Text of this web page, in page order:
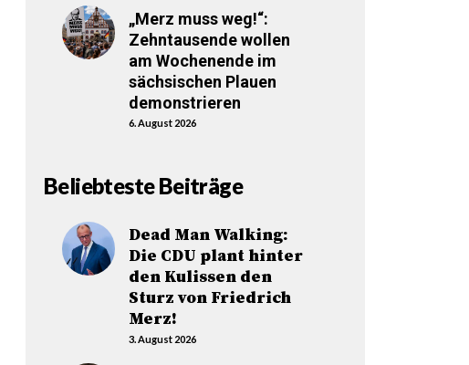
„Merz muss weg!“:
Zehntausende wollen
am Wochenende im
sächsischen Plauen
demonstrieren
6. August 2026
Beliebteste Beiträge
Dead Man Walking:
Die CDU plant hinter
den Kulissen den
Sturz von Friedrich
Merz!
3. August 2026